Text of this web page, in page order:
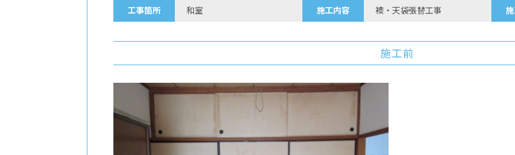
工事箇所 和室 施工内容 襖・天袋張替工事
施工前